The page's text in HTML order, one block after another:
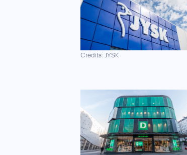
Credits: JYSK